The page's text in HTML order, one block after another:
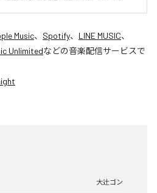
Music、 Spotify、 LINE MUSIC、
Unlimitedなどの音楽配信サービスで
大辻ゴン